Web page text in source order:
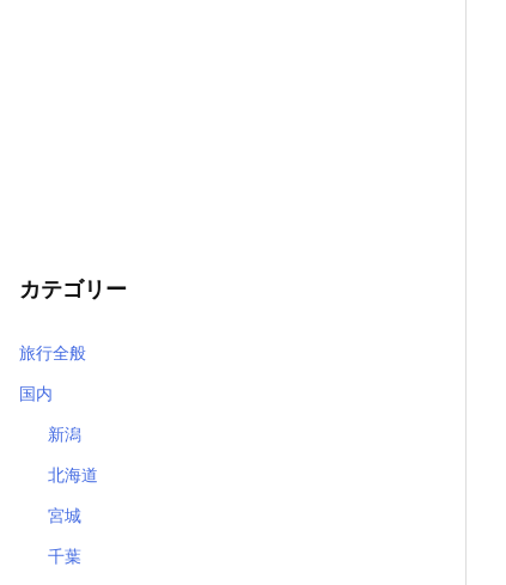
カテゴリー
旅行全般
国内
新潟
北海道
宮城
千葉